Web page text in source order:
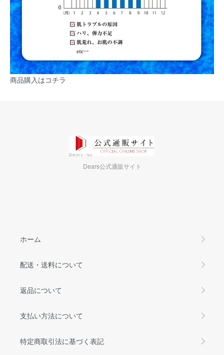
商品購入はコチラ
Dears公式通販サイト
ホーム
配送・送料について
返品について
支払い方法について
特定商取引法に基づく表記